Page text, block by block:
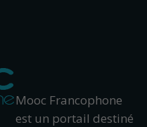
Mooc Francophone
est un portail destiné